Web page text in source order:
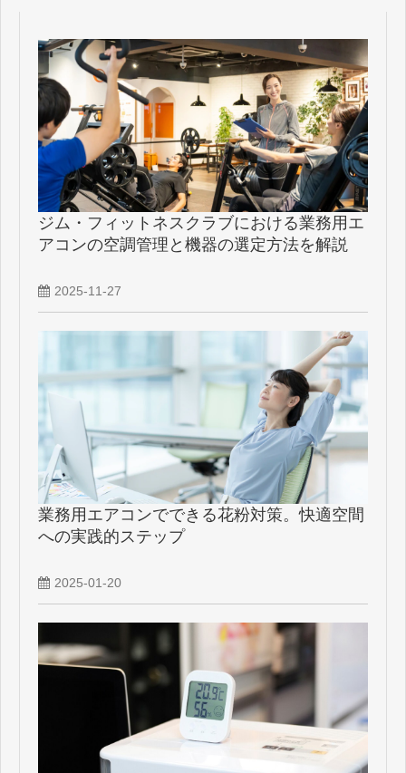
ジム・フィットネスクラブにおける業務用エ
アコンの空調管理と機器の選定方法を解説
2025-11-27
業務用エアコンでできる花粉対策。快適空間
への実践的ステップ
2025-01-20